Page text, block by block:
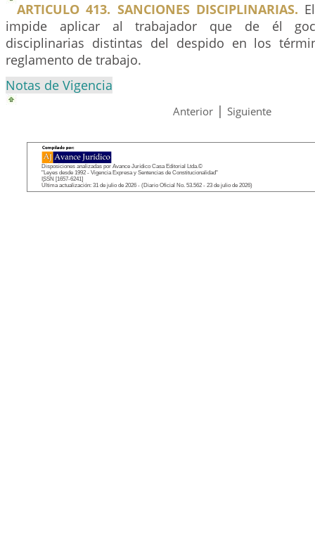
ARTICULO 413. SANCIONES DISCIPLINARIAS.
impide aplicar al trabajador que de él
disciplinarias distintas del despido en los
reglamento de trabajo.
Notas de Vigencia
Anterior | Siguiente
Disposiciones analizadas por Avance Jurídico Casa Editorial Ltda.©
"Leyes desde 1992 - Vigencia Expresa y Sentencias de Constitucionalidad"
ISSN [1657-6241]
Última actualización: 31 de julio de 2026 - (Diario Oficial No. 53.562 - 23 de julio de 2026)